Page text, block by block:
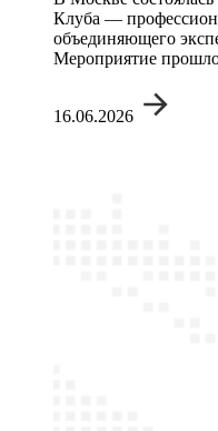
Клуба —
объединяющего
Мероприятие
16.06.2026